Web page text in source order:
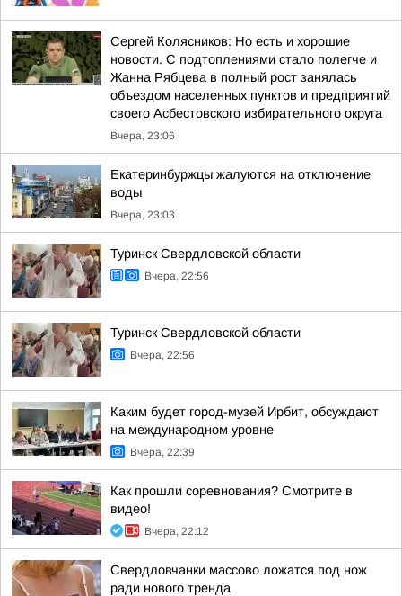
Сергей Колясников: Но есть и хорошие
новости. С подтоплениями стало полегче и
Жанна Рябцева в полный рост занялась
объездом населенных пунктов и предприятий
своего Асбестовского избирательного округа
Вчера, 23:06
Екатеринбуржцы жалуются на отключение
воды
Вчера, 23:03
Туринск Свердловской области
Вчера, 22:56
Туринск Свердловской области
Вчера, 22:56
Каким будет город-музей Ирбит, обсуждают
на международном уровне
Вчера, 22:39
Как прошли соревнования? Смотрите в
видео!
Вчера, 22:12
Свердловчанки массово ложатся под нож
ради нового тренда